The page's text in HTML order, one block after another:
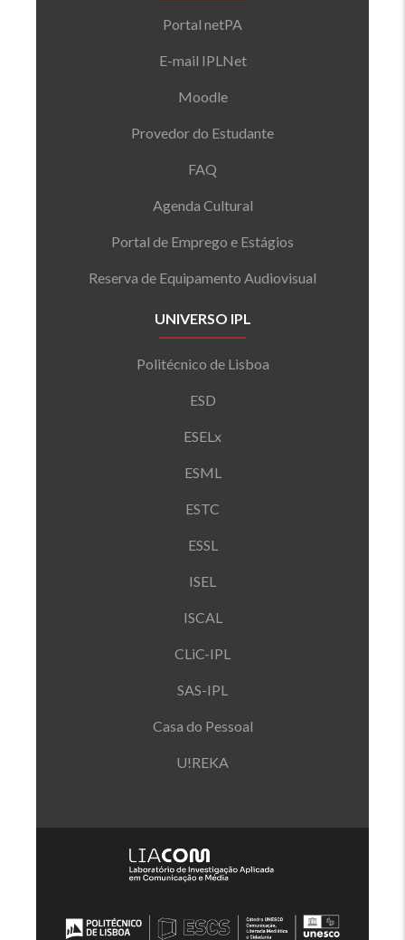
Portal netPA
E-mail IPLNet
Moodle
Provedor do Estudante
FAQ
Agenda Cultural
Portal de Emprego e Estágios
Reserva de Equipamento Audiovisual
UNIVERSO IPL
Politécnico de Lisboa
ESD
ESELx
ESML
ESTC
ESSL
ISEL
ISCAL
CLiC-IPL
SAS-IPL
Casa do Pessoal
U!REKA